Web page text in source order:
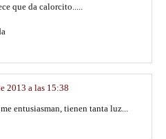
que da calorcito.....
2013 a las 15:38
entusiasman, tienen tanta luz...